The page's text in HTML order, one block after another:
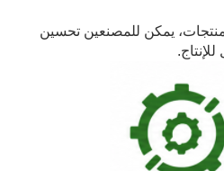
يمكن للمصنعين تحسين